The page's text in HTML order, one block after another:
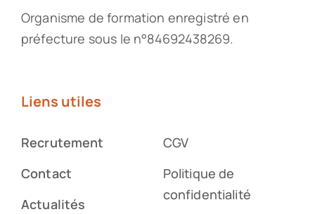
Organisme de formation enregistré en
préfecture sous le n°84692438269.
Liens utiles
Recrutement
Contact
Actualités
CGV
Politique de
confidentialité